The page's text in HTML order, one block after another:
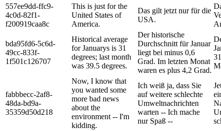
557ee9dd-ffc9-
4c0d-82f1-
f200919caa8c
This is just for the
United States of
America.
Das gilt jetzt nur für die
USA.
bda95fd6-5c6d-
49cc-833f-
1f501c126707
Historical average
for Januarys is 31
degrees; last month
was 39.5 degrees.
Der historische
Durchschnitt für Januar
liegt bei minus 0,6
Grad. Im letzten Monat
waren es plus 4,2 Grad.
fabbbecc-2af8-
48da-bd9a-
35359d50d218
Now, I know that
you wanted some
more bad news
about the
environment -- I'm
kidding.
Ich weiß ja, dass Sie
auf weitere schlechte
Umweltnachrichten
warten -- Ich mache
nur Spaß --